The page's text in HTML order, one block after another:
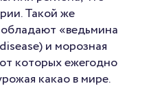
Такой же
«ведьмина
и морозная
которых ежегодно
какао в мире.